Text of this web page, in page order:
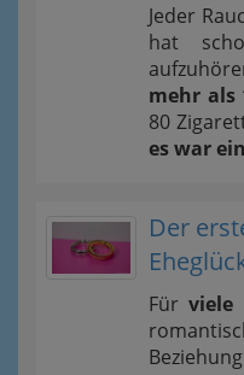
Jeder
hat
mehr als
80
es war
Der
Fürviele